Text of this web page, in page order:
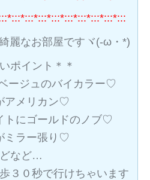
麗なお部屋ですヾ(-ω・*)
ポイント＊＊
ージュのバイカラー♡
アメリカン♡
トにゴールドのノブ♡
ミラー張り♡
など…
３０秒で行けちゃいます